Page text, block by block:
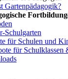
Gartenpädagogik?
Schulgarten
für Schulen und
für Schulklassen